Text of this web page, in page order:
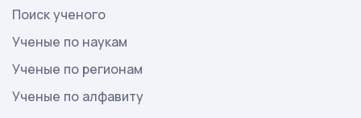
Поиск ученого
Ученые по наукам
Ученые по регионам
Ученые по алфавиту